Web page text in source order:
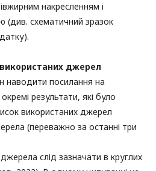
накресленням і
(див. схематичний зразок
джерел
наводити посилання на
результати, які було
використаних джерел
(переважно за останні три
слід зазначати в круглих